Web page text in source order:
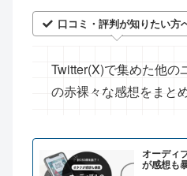
口コミ・評判が知りたい方
Twitter(X)で集めた他の
の赤裸々な感想をまと
オーディ
が感想も